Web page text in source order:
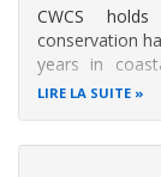
CWCS
conservation
years in
protected
LIRE LA SUITE